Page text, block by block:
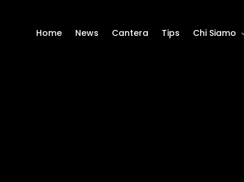
Home News Cantera Tips Chi Siamo